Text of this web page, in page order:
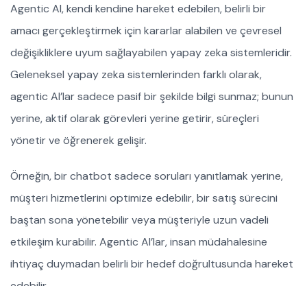
Agentic AI, kendi kendine hareket edebilen, belirli bir
amacı gerçekleştirmek için kararlar alabilen ve çevresel
değişikliklere uyum sağlayabilen yapay zeka sistemleridir.
Geleneksel yapay zeka sistemlerinden farklı olarak,
agentic AI’lar sadece pasif bir şekilde bilgi sunmaz; bunun
yerine, aktif olarak görevleri yerine getirir, süreçleri
yönetir ve öğrenerek gelişir.
Örneğin, bir chatbot sadece soruları yanıtlamak yerine,
müşteri hizmetlerini optimize edebilir, bir satış sürecini
baştan sona yönetebilir veya müşteriyle uzun vadeli
etkileşim kurabilir. Agentic AI’lar, insan müdahalesine
ihtiyaç duymadan belirli bir hedef doğrultusunda hareket